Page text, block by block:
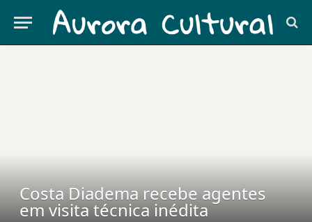
Costa Diadema recebe agentes
em visita técnica inédita